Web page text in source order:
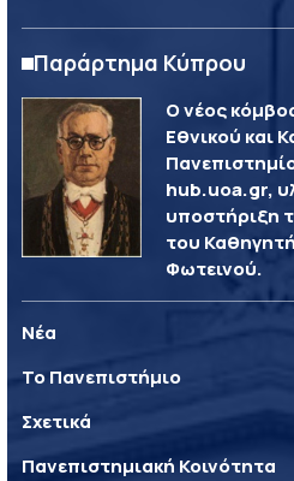
Παράρτημα Κύπρου
Ο νέος
Εθνικού και
hub.uoa.gr,
υποστήριξη
του
Φωτεινού.
Νέα
Το Πανεπιστήμιο
Σχετικά
Πανεπιστημιακή Κοινότητα